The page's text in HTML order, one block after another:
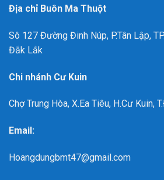
Địa chỉ Buôn Ma Thuột
Sô 127 Đường Đinh Núp, P.Tân Lập,
Đắk Lắk
Chi nhánh Cư Kuin
Chợ Trung Hòa, X.Ea Tiêu, H.Cư Kuin,
Email:
Hoangdungbmt47@gmail.com